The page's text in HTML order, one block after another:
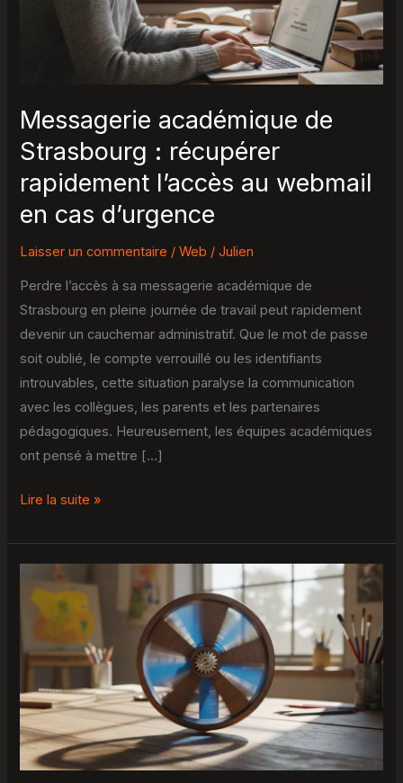
Messagerie académique de
Strasbourg : récupérer
rapidement l’accès au webmail
en cas d’urgence
Laisser un commentaire /Web /Julien
Perdre l’accès à sa messagerie académique de
Strasbourg en pleine journée de travail peut rapidement
devenir un cauchemar administratif. Que le mot de passe
soit oublié, le compte verrouillé ou les identifiants
introuvables, cette situation paralyse la communication
avec les collègues, les parents et les partenaires
pédagogiques. Heureusement, les équipes académiques
ont pensé à mettre […]
webmail
en
cas
d’urgence
Lire la suite »
Spinner
Google
méthode
ultra-
rapide
pour
vos